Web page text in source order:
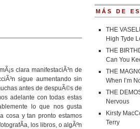
clara manifestaciÃ³n de
sigue aumentando sin
antes de despuÃ©s de
adelante con todas estas
lo que nos gusta
cosa y tan pronto estamos
los libros, o algÃºn
MÁS DE
THE
High Tyde
THE
Can You
THE
When I’m
THE
Nervous
Kirsty
Terry